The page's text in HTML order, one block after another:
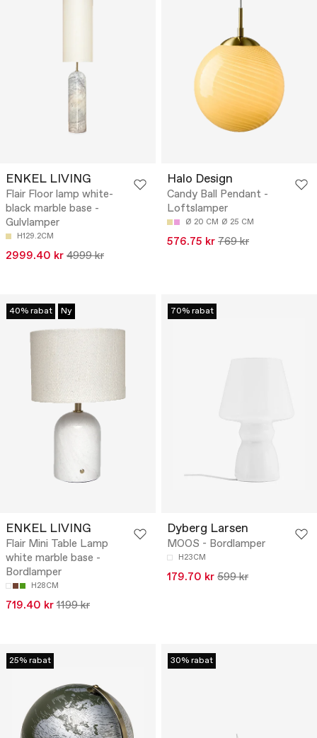
ENKEL LIVING
Flair Floor lamp white-
black marble base -
Gulvlamper
H129.2CM
2999.40 kr 4999 kr
Halo Design
Candy Ball Pendant -
Loftslamper
Ø 20 CM Ø 25 CM
576.75 kr 769 kr
40% rabat Ny
ENKEL LIVING
Flair Mini Table Lamp
white marble base -
Bordlamper
H28CM
719.40 kr 1199 kr
70% rabat
Dyberg Larsen
MOOS - Bordlamper
H23CM
179.70 kr 599 kr
25% rabat 30% rabat